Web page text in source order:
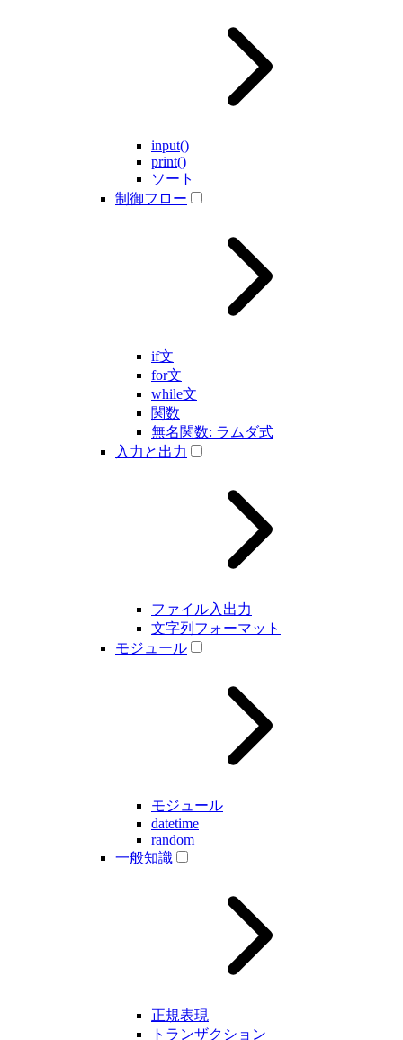
input()
print()
ソート
制御フロー
if文
for文
while文
関数
無名関数: ラムダ式
入力と出力
ファイル入出力
文字列フォーマット
モジュール
モジュール
datetime
random
一般知識
正規表現
トランザクション